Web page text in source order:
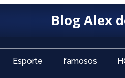
Blog Alex
Esporte famosos